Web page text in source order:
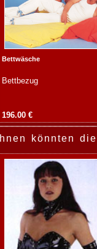
Bettwäsche
Bettbezug
196.00 €
Ihnen könnten